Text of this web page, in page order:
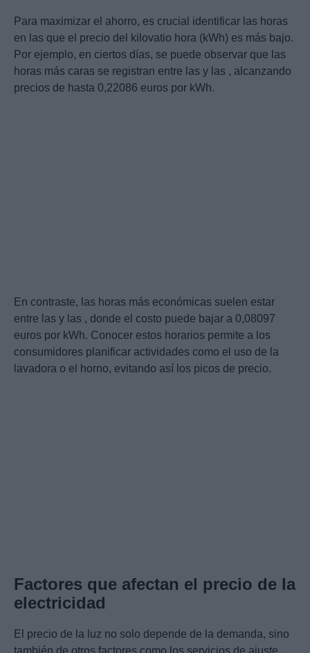
Para maximizar el ahorro, es crucial identificar las horas
en las que el precio del kilovatio hora (kWh) es más bajo.
Por ejemplo, en ciertos días, se puede observar que las
horas más caras se registran entre las y las , alcanzando
precios de hasta 0,22086 euros por kWh.
En contraste, las horas más económicas suelen estar
entre las y las , donde el costo puede bajar a 0,08097
euros por kWh. Conocer estos horarios permite a los
consumidores planificar actividades como el uso de la
lavadora o el horno, evitando así los picos de precio.
Factores que afectan el precio de la
electricidad
El precio de la luz no solo depende de la demanda, sino
también de otros factores como los servicios de ajuste,